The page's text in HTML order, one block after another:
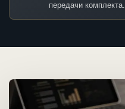
передачи комплекта.